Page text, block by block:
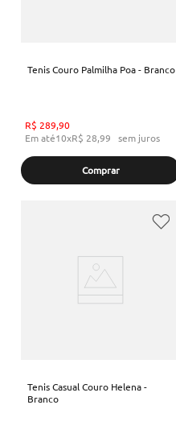
Tenis Couro Palmilha Poa - Branco
R$ 289,90
Em até10xR$ 28,99 sem juros
Comprar
Tenis Casual Couro Helena -
Branco